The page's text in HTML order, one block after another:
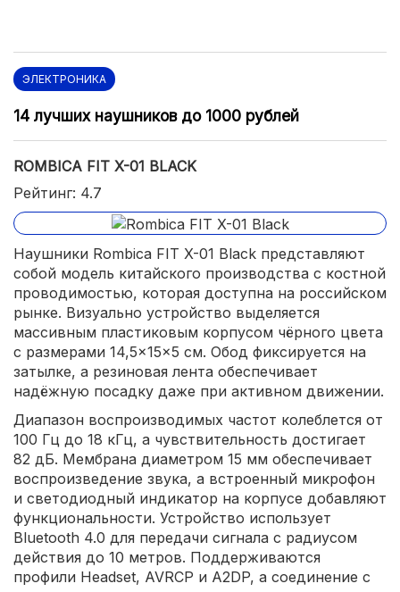
ЭЛЕКТРОНИКА
14 лучших наушников до 1000 рублей
ROMBICA FIT X-01 BLACK
Рейтинг: 4.7
Наушники Rombica FIT X-01 Black представляют
собой модель китайского производства с костной
проводимостью, которая доступна на российском
рынке. Визуально устройство выделяется
массивным пластиковым корпусом чёрного цвета
с размерами 14,5×15×5 см. Обод фиксируется на
затылке, а резиновая лента обеспечивает
надёжную посадку даже при активном движении.
Диапазон воспроизводимых частот колеблется от
100 Гц до 18 кГц, а чувствительность достигает
82 дБ. Мембрана диаметром 15 мм обеспечивает
воспроизведение звука, а встроенный микрофон
и светодиодный индикатор на корпусе добавляют
функциональности. Устройство использует
Bluetooth 4.0 для передачи сигнала с радиусом
действия до 10 метров. Поддерживаются
профили Headset, AVRCP и A2DP, а соединение с